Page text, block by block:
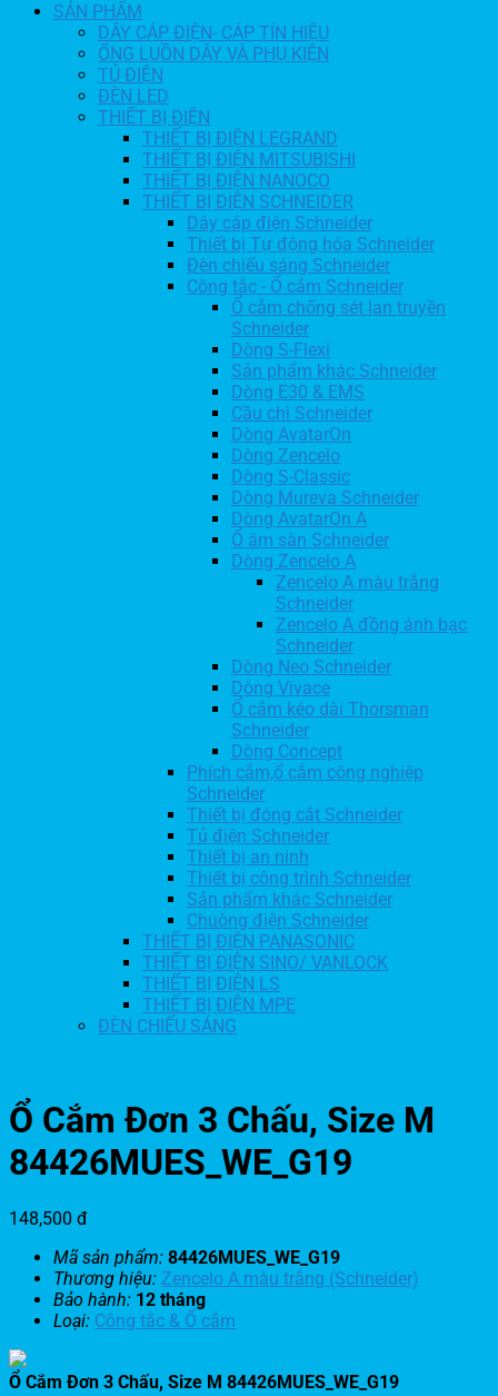
SẢN PHẨM
DÂY CÁP ĐIỆN- CÁP TÍN HIỆU
ỐNG LUỒN DÂY VÀ PHỤ KIỆN
TỦ ĐIỆN
ĐÈN LED
THIẾT BỊ ĐIỆN
THIẾT BỊ ĐIỆN LEGRAND
THIẾT BỊ ĐIỆN MITSUBISHI
THIẾT BỊ ĐIỆN NANOCO
THIẾT BỊ ĐIỆN SCHNEIDER
Dây cáp điện Schneider
Thiết bị Tự động hóa Schneider
Đèn chiếu sáng Schneider
Công tắc - Ổ cắm Schneider
Ổ cắm chống sét lan truyền
Schneider
Dòng S-Flexi
Sản phẩm khác Schneider
Dòng E30 & EMS
Cầu chì Schneider
Dòng AvatarOn
Dòng Zencelo
Dòng S-Classic
Dòng Mureva Schneider
Dòng AvatarOn A
Ổ âm sàn Schneider
Dòng Zencelo A
Zencelo A màu trắng
Schneider
Zencelo A đồng ánh bạc
Schneider
Dòng Neo Schneider
Dòng Vivace
Ổ cắm kéo dài Thorsman
Schneider
Dòng Concept
Phích cắm,ổ cắm công nghiệp
Schneider
Thiết bị đóng cắt Schneider
Tủ điện Schneider
Thiết bị an ninh
Thiết bị công trình Schneider
Sản phẩm khác Schneider
Chuông điện Schneider
THIẾT BỊ ĐIỆN PANASONIC
THIẾT BỊ ĐIỆN SINO/ VANLOCK
THIẾT BỊ ĐIỆN LS
THIẾT BỊ ĐIỆN MPE
ĐÈN CHIẾU SÁNG
Ổ Cắm Đơn 3 Chấu, Size M
84426MUES_WE_G19
148,500 đ
Mã sản phẩm: 84426MUES_WE_G19
Thương hiệu: Zencelo A màu trắng (Schneider)
Bảo hành: 12 tháng
Loại: Công tắc & Ổ cắm
Ổ Cắm Đơn 3 Chấu, Size M 84426MUES_WE_G19